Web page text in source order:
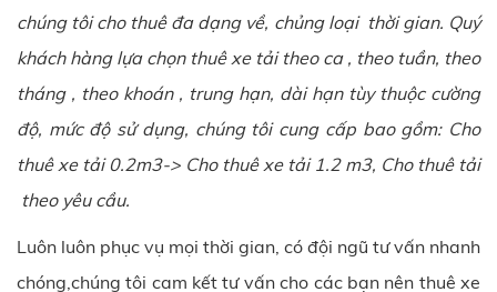
chúng tôi cho thuê đa dạng về, chủng loại thời gian. Quý
khách hàng lựa chọn thuê xe tải theo ca , theo tuần, theo
tháng , theo khoán , trung hạn, dài hạn tùy thuộc cường
độ, mức độ sử dụng, chúng tôi cung cấp bao gồm: Cho
thuê xe tải 0.2m3-> Cho thuê xe tải 1.2 m3, Cho thuê tải
theo yêu cầu.
Luôn luôn phục vụ mọi thời gian, có đội ngũ tư vấn nhanh
chóng,chúng tôi cam kết tư vấn cho các bạn nên thuê xe